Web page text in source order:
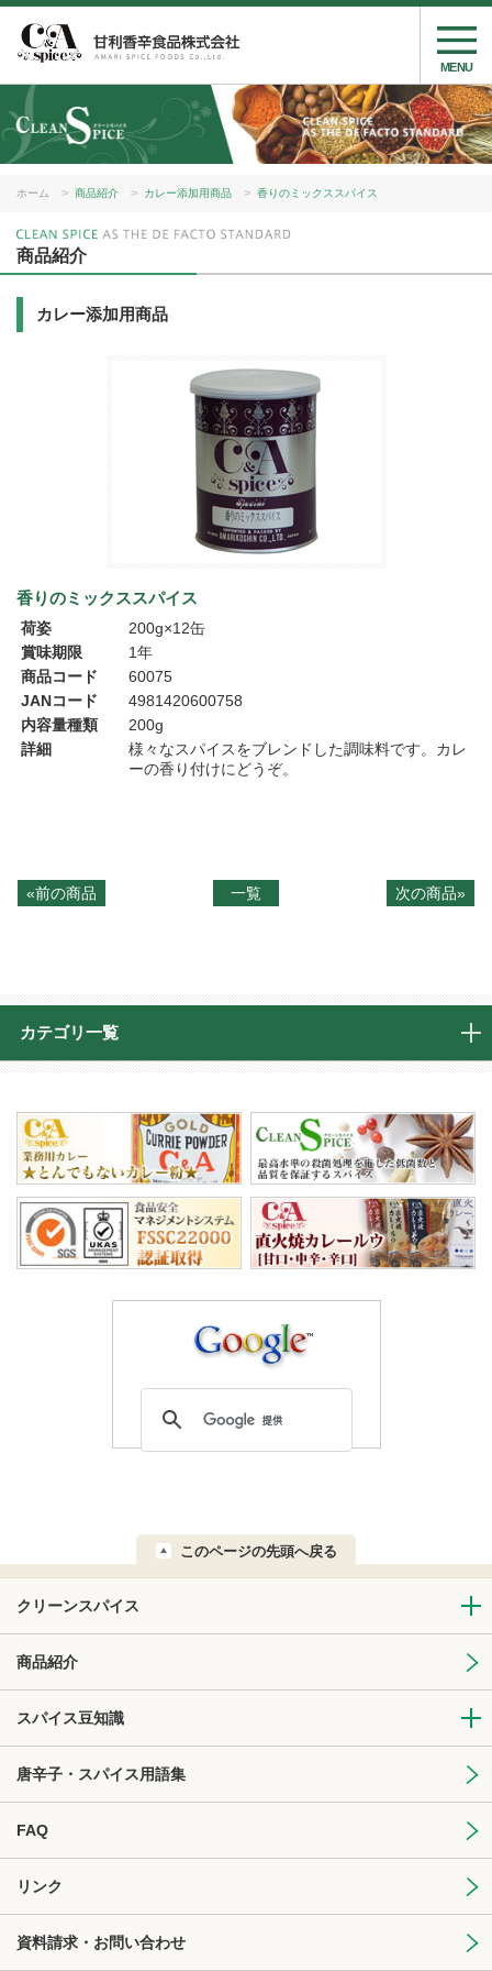
MENU
ホーム 商品紹介 カレー添加用商品 香りのミックススパイス
商品紹介
カレー添加用商品
香りのミックススパイス
荷姿
200g×12缶
賞味期限
1年
商品コード
60075
JANコード
4981420600758
内容量種類
200g
詳細
様々なスパイスをブレンドした調味料です。カレ
ーの香り付けにどうぞ。
«前の商品 一覧 次の商品»
カテゴリ一覧
このページの先頭へ戻る
クリーンスパイス
商品紹介
スパイス豆知識
唐辛子・スパイス用語集
FAQ
リンク
資料請求・お問い合わせ